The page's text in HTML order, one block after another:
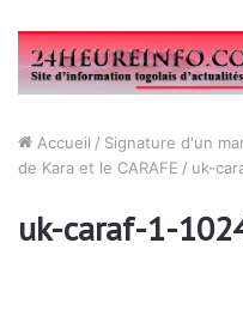
Accueil / Signature d'un
de Kara et le CARAFE / uk-
uk-caraf-1-